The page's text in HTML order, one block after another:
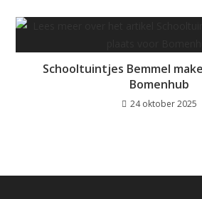
Schooltuintjes Bemmel
Bomenhub
24 oktober 2025